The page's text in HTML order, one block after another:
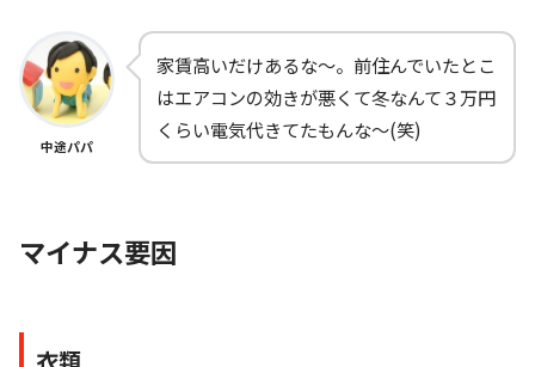
中途パパ
家賃高いだけあるな～。前住んでいたとこ
はエアコンの効きが悪くて冬なんて３万円
くらい電気代きてたもんな～(笑)
マイナス要因